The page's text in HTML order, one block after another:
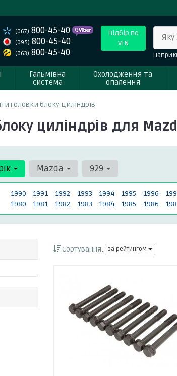
(067) 800-45-40
(095) 800-45-40
(063) 800-45-40
Підбір по
VIN
Яку
Гальмівна
система
Охолодження та
опалення
головки блоку циліндрів
циліндрів для
1990 1991 1992 1993 1994 1995 1996
1980 1981 1982 1983 1984 1985 1986
Mazda 929
Сортування: за рейтингом